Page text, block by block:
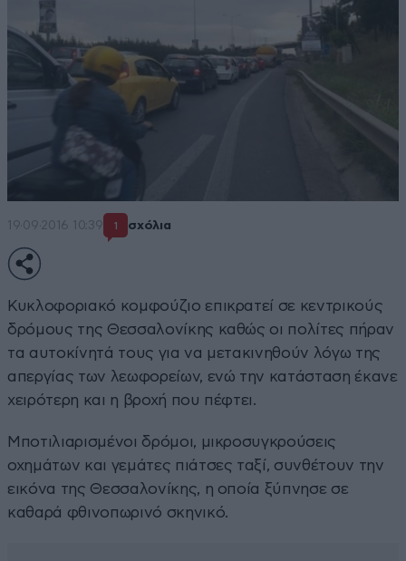
19·09·2016 10:39 1 σχόλια
Κυκλοφοριακό κομφούζιο επικρατεί σε κεντρικούς
δρόμους της Θεσσαλονίκης καθώς οι πολίτες πήραν
τα αυτοκίνητά τους για να μετακινηθούν λόγω της
απεργίας των λεωφορείων, ενώ την κατάσταση έκανε
χειρότερη και η βροχή που πέφτει.
Μποτιλιαρισμένοι δρόμοι, μικροσυγκρούσεις
οχημάτων και γεμάτες πιάτσες ταξί, συνθέτουν την
εικόνα της Θεσσαλονίκης, η οποία ξύπνησε σε
καθαρά φθινοπωρινό σκηνικό.